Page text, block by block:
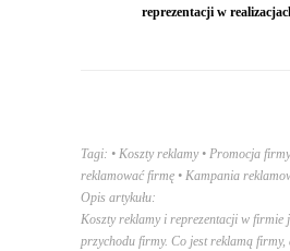
reprezentacji w
Tagi: • Koszty reklamy • Promocja
reklamować firmę • Kampania
Opis artykułu:
Koszty reklamy i reprezentacji w firmie
przychodu firmy. Co jest reklamą firmy,